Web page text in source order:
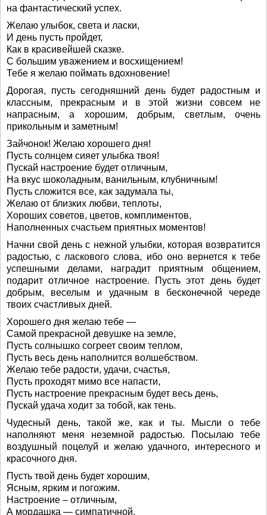
на фантастический успех.
Желаю улыбок, света и ласки,
И день пусть пройдет,
Как в красивейшей сказке.
С большим уважением и восхищением!
Тебе я желаю поймать вдохновение!
Дорогая, пусть сегодняшний день будет радостным и
классным, прекрасным и в этой жизни совсем не
напрасным, а хорошим, добрым, светлым, очень
прикольным и заметным!
Зайчонок! Желаю хорошего дня!
Пусть солнцем сияет улыбка твоя!
Пускай настроение будет отличным,
На вкус шоколадным, ванильным, клубничным!
Пусть сложится все, как задумала ты,
Желаю от близких любви, теплоты,
Хороших советов, цветов, комплиментов,
Наполненных счастьем приятных моментов!
Начни свой день с нежной улыбки, которая возвратится
радостью, с ласкового слова, ибо оно вернется к тебе
успешными делами, наградит приятным общением,
подарит отличное настроение. Пусть этот день будет
добрым, веселым и удачным в бесконечной череде
твоих счастливых дней.
Хорошего дня желаю тебе —
Самой прекрасной девушке на земле,
Пусть солнышко согреет своим теплом,
Пусть весь день наполнится волшебством.
Желаю тебе радости, удачи, счастья,
Пусть проходят мимо все напасти,
Пусть настроение прекрасным будет весь день,
Пускай удача ходит за тобой, как тень.
Чудесный день, такой же, как и ты. Мысли о тебе
наполняют меня неземной радостью. Посылаю тебе
воздушный поцелуй и желаю удачного, интересного и
красочного дня.
Пусть твой день будет хорошим,
Ясным, ярким и погожим.
Настроение – отличным,
А мордашка — симпатичной.